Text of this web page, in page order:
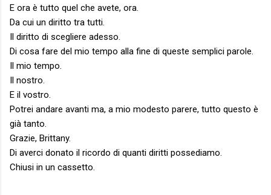
E ora è tutto quel che avete, ora.
Da cui un diritto tra tutti.
Il diritto di scegliere adesso.
Di cosa fare del mio tempo alla fine di queste semplici parole.
Il mio tempo.
Il nostro.
E il vostro.
Potrei andare avanti ma, a mio modesto parere, tutto questo è
già tanto.
Grazie, Brittany.
Di averci donato il ricordo di quanti diritti possediamo.
Chiusi in un cassetto.